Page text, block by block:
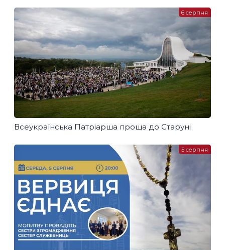
Всеукраїнська Патріарша проща до Старуні
6 серпня
5 серпня